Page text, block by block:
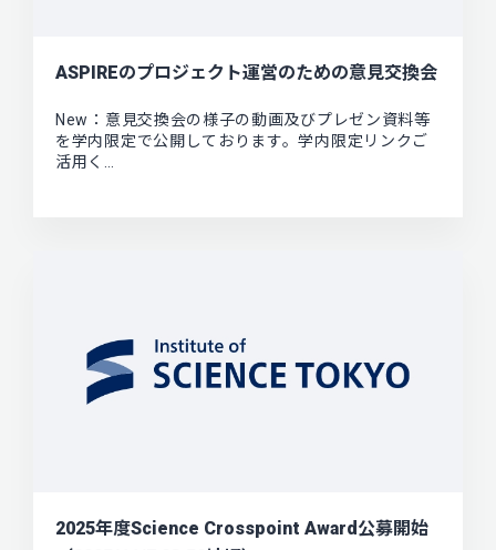
ASPIREのプロジェクト運営のための意見交換会
New：意見交換会の様子の動画及びプレゼン資料等
を学内限定で公開しております。学内限定リンクご
活用く…
2025年度Science Crosspoint Award公募開始